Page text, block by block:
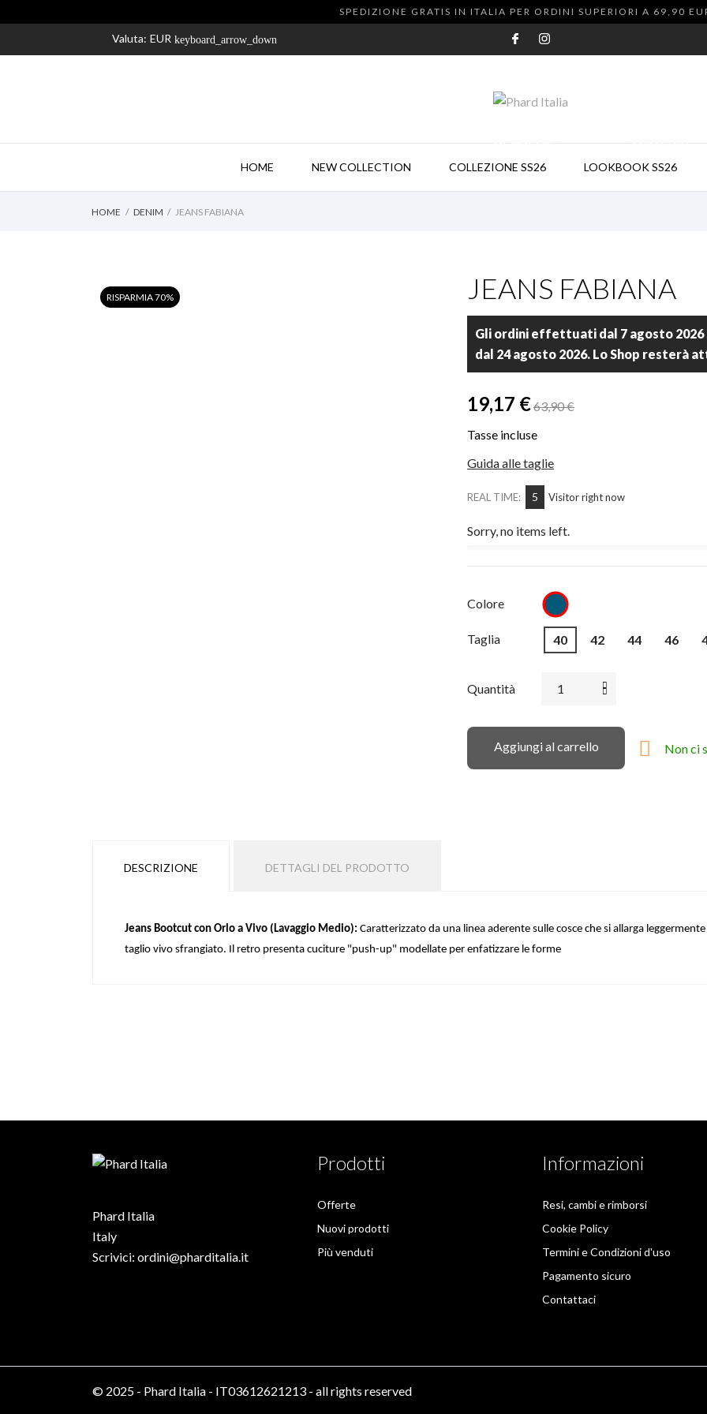
SPEDIZIONE GRATIS IN ITALIA PER ORDINI SUPERIORI A 69,90
Valuta: EUR keyboard_arrow_down
HOME NEW COLLECTION COLLEZIONE SS26 LOOKBOOK SS26
HOME DENIM JEANS FABIANA
RISPARMIA 70% JEANS FABIANA
19,17 €63,90 €
Tasse incluse
Guida alle taglie
REAL TIME: 5 Visitor right now
Sorry, no items left.
Colore JEANS
Taglia 40 42 44 46
Quantità
Aggiungi al carrello  Non ci
DESCRIZIONE DETTAGLI DEL PRODOTTO
Jeans Bootcut con Orlo a Vivo (Lavaggio Medio): Caratterizzato da una linea aderente sulle cosce che si allarga
taglio vivo sfrangiato. Il retro presenta cuciture "push-up" modellate per enfatizzare le forme
Phard Italia
Italy
Scrivici: ordini@pharditalia.it
Prodotti
Offerte
Nuovi prodotti
Più venduti
Informazioni
Resi, cambi e rimborsi
Cookie Policy
Termini e Condizioni d'uso
Pagamento sicuro
Contattaci
© 2025 - Phard Italia - IT03612621213 - all rights reserved